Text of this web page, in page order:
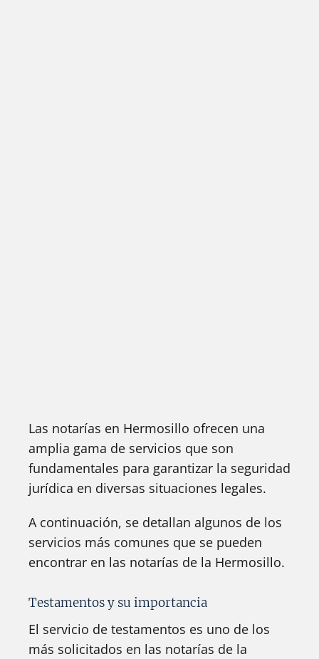
Las notarías en Hermosillo ofrecen una
amplia gama de servicios que son
fundamentales para garantizar la seguridad
jurídica en diversas situaciones legales.
A continuación, se detallan algunos de los
servicios más comunes que se pueden
encontrar en las notarías de la Hermosillo.
Testamentos y su importancia
El servicio de testamentos es uno de los
más solicitados en las notarías de la